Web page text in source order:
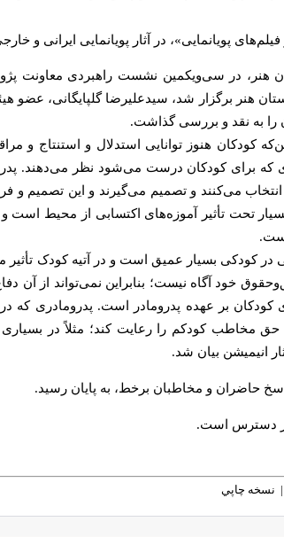
پویانمایی»، در آثار پویانمایی ایرانی و
هنر، در سی‌ویکمین نشست راهبردی معاونت
1403، در فرهنگستان هنر برگزار شد، سیدعلیرضا
به نقد و بررسی گذاشت.
کودکان هنوز توانایی استدلال و استنتاج و
که برای کودکان درست می‌شود نظر می‌دهند.
می‌کنند و تصمیم می‌گیرند و این تصمیم و
تحت تأثیر آموزه‌های اکتسابی از محیط است
در کودکی بسیار عمیق است و در آتیه کودک
خود آگاه نیست؛ بنابراین نمی‌تواند از آن دفاع
کودکان بر عهده پدرومادر است. پدرومادری که در
مخاطب کودکم را رعایت کند؛ مثلاً در
انیمیشن بیان شد.
حاضران و مخاطبان برخط، به پایان رسید.
دسترس است.
نسخه چاپي